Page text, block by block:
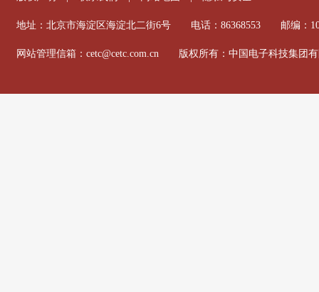
地址：北京市海淀区海淀北二街6号 电话：86368553 邮编：
网站管理信箱：cetc@cetc.com.cn 版权所有：中国电子科技集团